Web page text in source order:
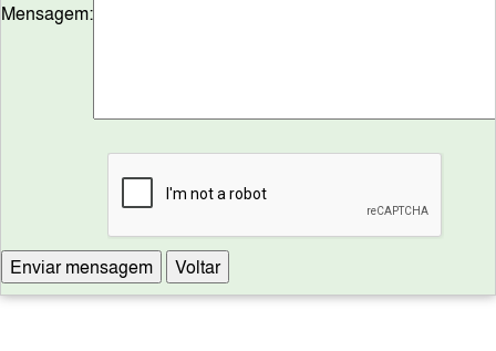
Mensagem: